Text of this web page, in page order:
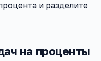
и разделите
на проценты